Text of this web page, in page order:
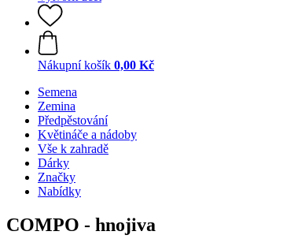
Nákupní košík 0,00 Kč
Semena
Zemina
Předpěstování
Květináče a nádoby
Vše k zahradě
Dárky
Značky
Nabídky
COMPO - hnojiva